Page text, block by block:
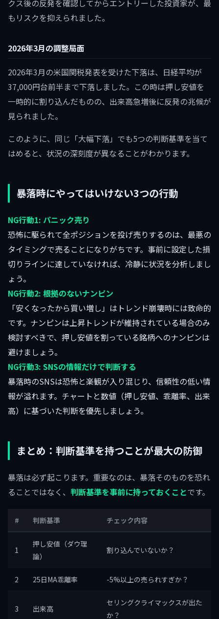
クス後の反発を確認してからエントリーした投資家が、最
もリスクを抑えられました。
2026年3月の調整局面
2026年3月の米国関税発表を受けた下落は、日経平均が
37,000円台前半まで下落しました。この時は押し安値を
一時的に割り込んだものの、出来高急増後に反発の兆候が
見られました。
このように、同じ「大幅下落」でも5つの判断基準を当て
はめると、状況の深刻度が異なることがわかります。
暴落時にやってはいけない3つの行動
NG行動1: パニック売り
恐怖に駆られて全ポジションを投げ売りするのは、最悪の
タイミングで売ることになりがちです。事前に設定した損
切りラインに達していなければ、冷静に状況を分析しまし
ょう。
NG行動2: 根拠のないナンピン
「安くなったから買い増し」はトレンド崩壊時には致命的
です。ナンピンは上昇トレンドが維持されている場合のみ
検討すべきで、押し安値を割っている銘柄へのナンピンは
避けましょう。
NG行動3: SNSの情報だけで判断する
暴落時のSNSは恐怖と楽観が入り混じり、信頼性の低い情
報が溢れます。チャートと数値（押し安値、乖離率、出来
高）に基づいた判断を優先しましょう。
まとめ：判断基準を持つことが最大の防御
暴落は必ず起こります。重要なのは、暴落そのものを恐れ
ることではなく、 判断基準を事前に持っておくことです。
# 判断基準 チェック内容
1
押し安値（ダウ理
論）
割り込んでいないか？
2 25日MA乖離率 -5%以上の売られすぎか？
3 出来高
セリングクライマックスが出た
か？